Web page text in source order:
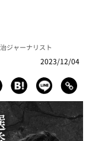
ジャーナリスト
2023/12/04